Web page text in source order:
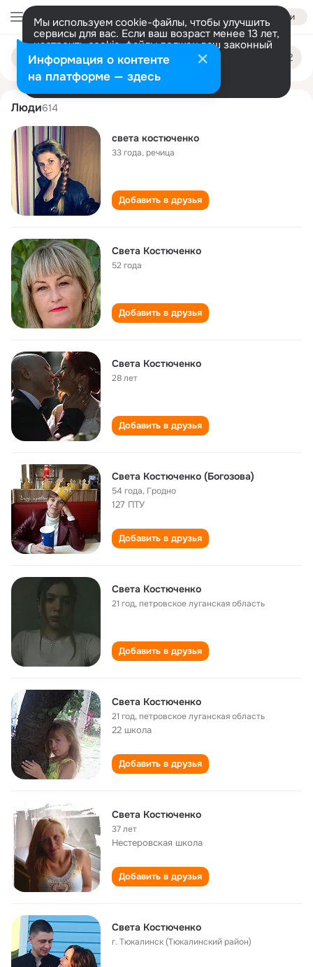
Войти
Мы используем cookie-файлы, чтобы улучшить
сервисы для вас. Если ваш возраст менее 13 лет,
настроить cookie-файлы должен ваш законный
представитель. Больше информации
Разрешить все Настроить
Поиск
людям
sveta kostyuchenko
Люди614
света костюченко
33 года,речица
Добавить в друзья
Света Костюченко
52 года
Добавить в друзья
Света Костюченко
28 лет
Добавить в друзья
Света Костюченко (Богозова)
54 года, Гродно
127 ПТУ
Добавить в друзья
Света Костюченко
21 год,петровское луганская область
Добавить в друзья
Света Костюченко
21 год,петровское луганская область
22 школа
Добавить в друзья
Света Костюченко
37 лет
Нестеровская школа
Добавить в друзья
Света Костюченко
г. Тюкалинск (Тюкалинский район)
Информация о контенте
на платформе — здесь